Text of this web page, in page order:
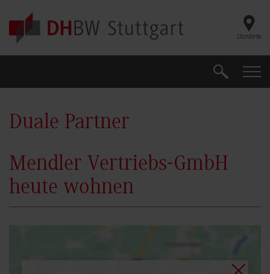
Skip to main content
Standorte
Suche
Duale Partner
Mendler Vertriebs-GmbH
heute wohnen